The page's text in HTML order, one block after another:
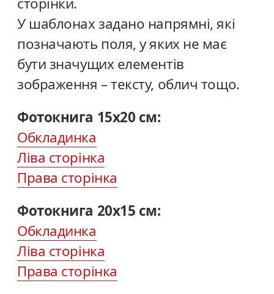
У шаблонах задано напрямні, які
позначають поля, у яких не має
бути значущих елементів
зображення – тексту, облич тощо.
Фотокнига 15х20 см:
Обкладинка
Ліва сторінка
Права сторінка
Фотокнига 20х15 см:
Обкладинка
Ліва сторінка
Права сторінка